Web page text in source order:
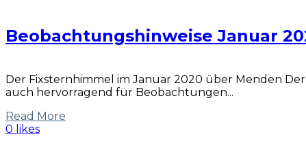
Beobachtungshinweise Januar
Der Fixsternhimmel im Januar 2020 über Menden
auch hervorragend für Beobachtungen...
Read More
0 likes